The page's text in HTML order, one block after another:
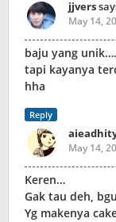
jjvers
May 14,
baju yang unik….
tapi kayanya
hha
Reply
May 14,
Keren…
Gak tau deh,
Yg makenya